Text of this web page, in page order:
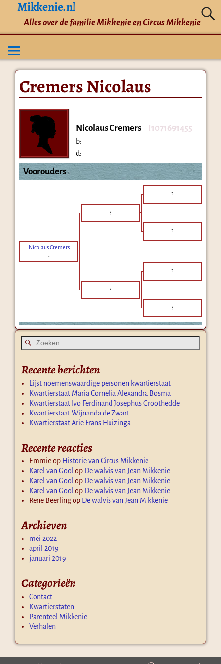
Mikkenie.nl
Alles over de familie Mikkenie en Circus Mikkenie
Cremers Nicolaus
Nicolaus Cremers I1071691455
b:
d:
Voorouders
?
?
?
Nicolaus Cremers
-
?
?
?
Recente berichten
Lijst noemenswaardige personen kwartierstaat
Kwartierstaat Maria Cornelia Alexandra Bosma
Kwartierstaat Ivo Ferdinand Josephus Groothedde
Kwartierstaat Wijnanda de Zwart
Kwartierstaat Arie Frans Huizinga
Recente reacties
Emmieop Historie van Circus Mikkenie
Karel van Gool op De walvis van Jean Mikkenie
Karel van Gool op De walvis van Jean Mikkenie
Karel van Gool op De walvis van Jean Mikkenie
Rene Beerlingop De walvis van Jean Mikkenie
Archieven
mei 2022
april 2019
januari 2019
Categorieën
Contact
Kwartierstaten
Parenteel Mikkenie
Verhalen